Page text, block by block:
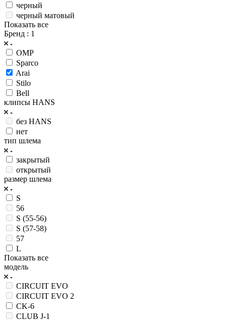
черный
черный матовый
Показать все
Бренд : 1
OMP
Sparco
Arai
Stilo
Bell
клипсы HANS
без HANS
нет
тип шлема
закрытый
открытый
размер шлема
S
56
S (55-56)
S (57-58)
57
L
Показать все
модель
CIRCUIT EVO
CIRCUIT EVO 2
CK-6
CLUB J-1